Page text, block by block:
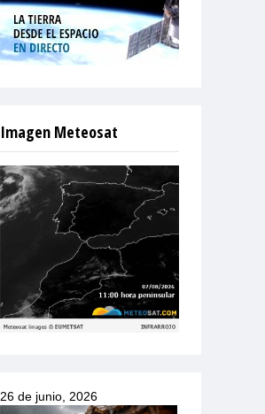
Imagen Meteosat
26 de junio, 2026